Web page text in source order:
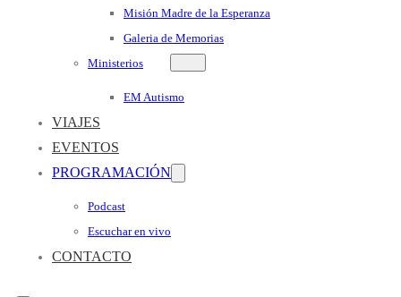
Misión Madre de la Esperanza
Galeria de Memorias
Ministerios
EM Autismo
VIAJES
EVENTOS
PROGRAMACIÓN
Podcast
Escuchar en vivo
CONTACTO